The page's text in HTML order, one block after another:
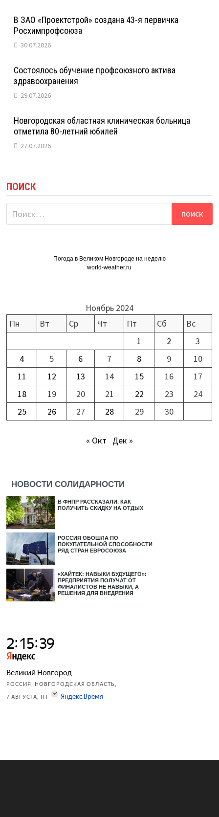
В ЗАО «Проектстрой» создана 43-я первичка
Росхимпрофсоюза
30.07.2026
Состоялось обучение профсоюзного актива
здравоохранения
29.07.2026
Новгородская областная клиническая больница
отметила 80-летний юбилей
27.07.2026
ПОИСК
Найти:
Погода в Великом Новгороде на неделю
world-weather.ru
Ноябрь 2024
Пн
Вт Ср Чт Пт Сб
Вс
1
2
3
4
5 6 7 8 9
10
11
12 13 14 15 16
17
18
19 20 21 22 23
24
25
26 27 28 29 30
« Окт Дек »
НОВОСТИ СОЛИДАРНОСТИ
В ФНПР РАССКАЗАЛИ, КАК
ПОЛУЧИТЬ СКИДКУ НА ОТДЫХ
РОССИЯ ОБОШЛА ПО
ПОКУПАТЕЛЬНОЙ СПОСОБНОСТИ
РЯД СТРАН ЕВРОСОЮЗА
«ХАЙТЕК: НАВЫКИ БУДУЩЕГО»:
ПРЕДПРИЯТИЯ ПОЛУЧАТ ОТ
ФИНАЛИСТОВ НЕ НАВЫКИ, А
РЕШЕНИЯ ДЛЯ ВНЕДРЕНИЯ